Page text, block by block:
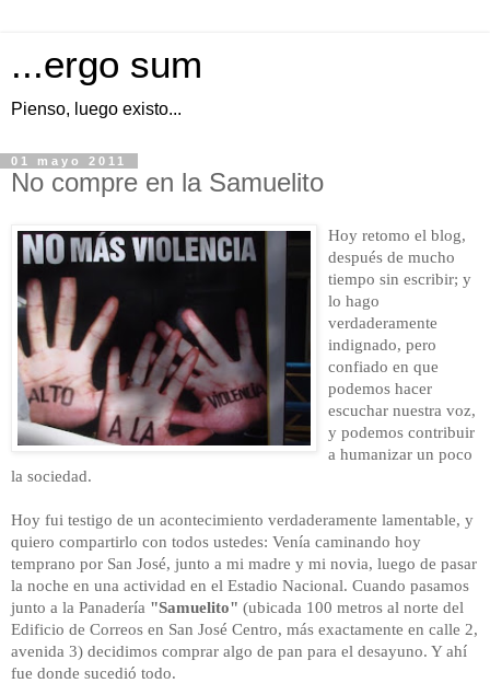
...ergo sum
Pienso, luego existo...
01 mayo 2011
No compre en la Samuelito
Hoy retomo el blog,
después de mucho
tiempo sin escribir; y
lo hago
verdaderamente
indignado, pero
confiado en que
podemos hacer
escuchar nuestra voz,
y podemos contribuir
a humanizar un poco
la sociedad.
Hoy fui testigo de un acontecimiento verdaderamente lamentable, y
quiero compartirlo con todos ustedes: Venía caminando hoy
temprano por San José, junto a mi madre y mi novia, luego de pasar
la noche en una actividad en el Estadio Nacional. Cuando pasamos
junto a la Panadería "Samuelito" (ubicada 100 metros al norte del
Edificio de Correos en San José Centro, más exactamente en calle 2,
avenida 3) decidimos comprar algo de pan para el desayuno. Y ahí
fue donde sucedió todo.